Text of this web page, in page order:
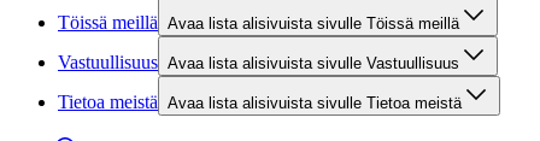
Töissä meillä Avaa lista alisivuista sivulle Töissä meillä
Vastuullisuus Avaa lista alisivuista sivulle Vastuullisuus
Tietoa meistä Avaa lista alisivuista sivulle Tietoa meistä